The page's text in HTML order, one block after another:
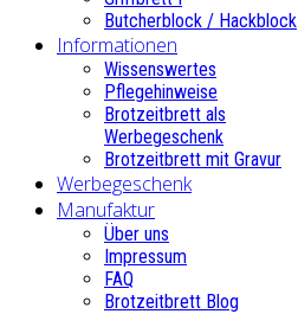
Butcherblock / Hackblock
Informationen
Wissenswertes
Pflegehinweise
Brotzeitbrett als
Werbegeschenk
Brotzeitbrett mit Gravur
Werbegeschenk
Manufaktur
Über uns
Impressum
FAQ
Brotzeitbrett Blog